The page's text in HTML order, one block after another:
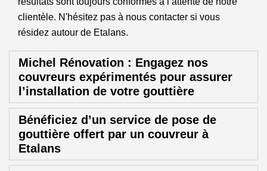
clientèle. N'hésitez pas à nous contacter si vous
résidez autour de Etalans.
Michel Rénovation : Engagez nos
couvreurs expérimentés pour assurer
l’installation de votre gouttière
Bénéficiez d’un service de pose de
gouttière offert par un couvreur à
Etalans